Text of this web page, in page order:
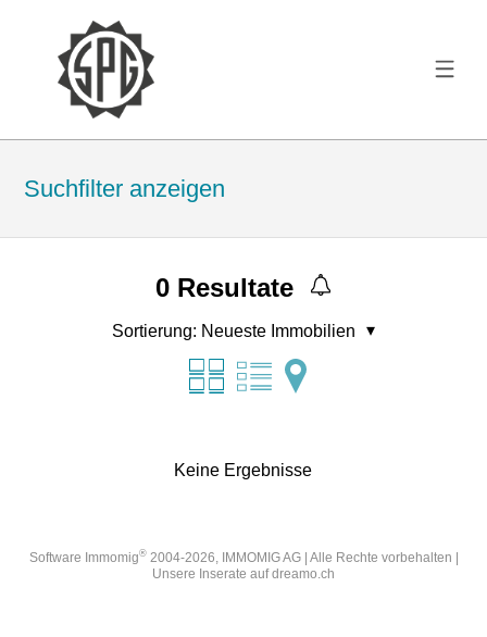
Suchfilter anzeigen
0Resultate
Sortierung: Neueste Immobilien
Keine Ergebnisse
Software Immomig®2004-2026, IMMOMIG AG | Alle Rechte vorbehalten |
Unsere Inserate aufdreamo.ch